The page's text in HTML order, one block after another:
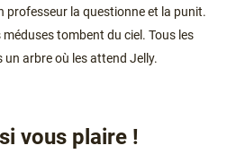
professeur la questionne et la punit.
tombent du ciel. Tous les
arbre où les attend Jelly.
vous plaire !